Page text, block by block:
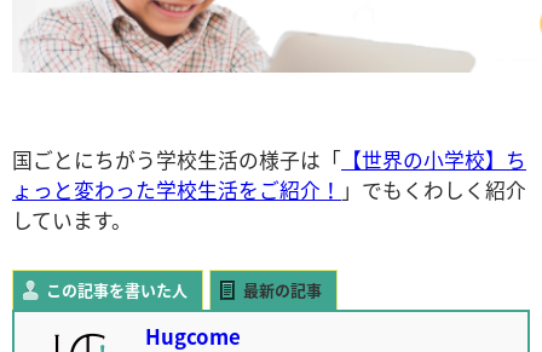
国ごとにちがう学校生活の様子は「 【世界の小学校】ち
ょっと変わった学校生活をご紹介！ 」でもくわしく紹介
しています。
この記事を書いた人 最新の記事
Hugcome